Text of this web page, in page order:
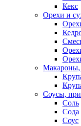
Кекс
Орехи и
Соусы,
Соль
Сода
Соус